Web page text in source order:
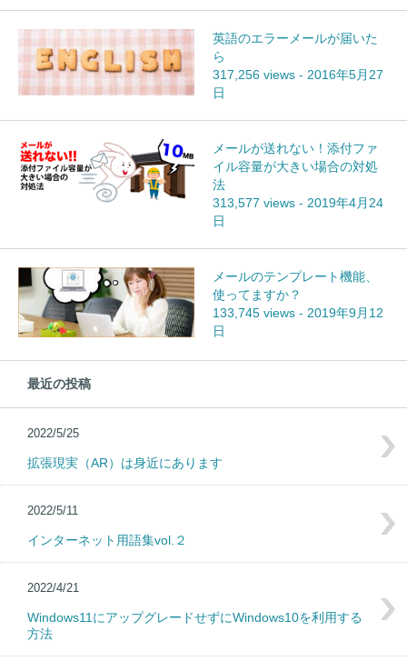
英語のエラーメールが届いた
ら
317,256 views - 2016年5月27
日
メールが送れない！添付ファ
イル容量が大きい場合の対処
法
313,577 views - 2019年4月24
日
メールのテンプレート機能、
使ってますか？
133,745 views - 2019年9月12
日
最近の投稿
2022/5/25
拡張現実（AR）は身近にあります
2022/5/11
インターネット用語集vol.２
2022/4/21
Windows11にアップグレードせずにWindows10を利用する
方法